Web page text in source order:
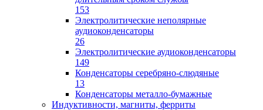
153
Электролитические неполярные
аудиоконденсаторы
26
Электролитические аудиоконденсаторы
149
Конденсаторы серебряно-слюдяные
13
Конденсаторы металло-бумажные
Индуктивности, магниты, ферриты